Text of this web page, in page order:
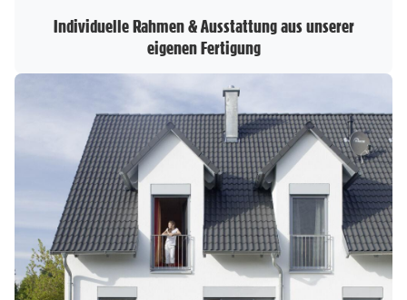
Individuelle Rahmen & Ausstattung aus unserer
eigenen Fertigung